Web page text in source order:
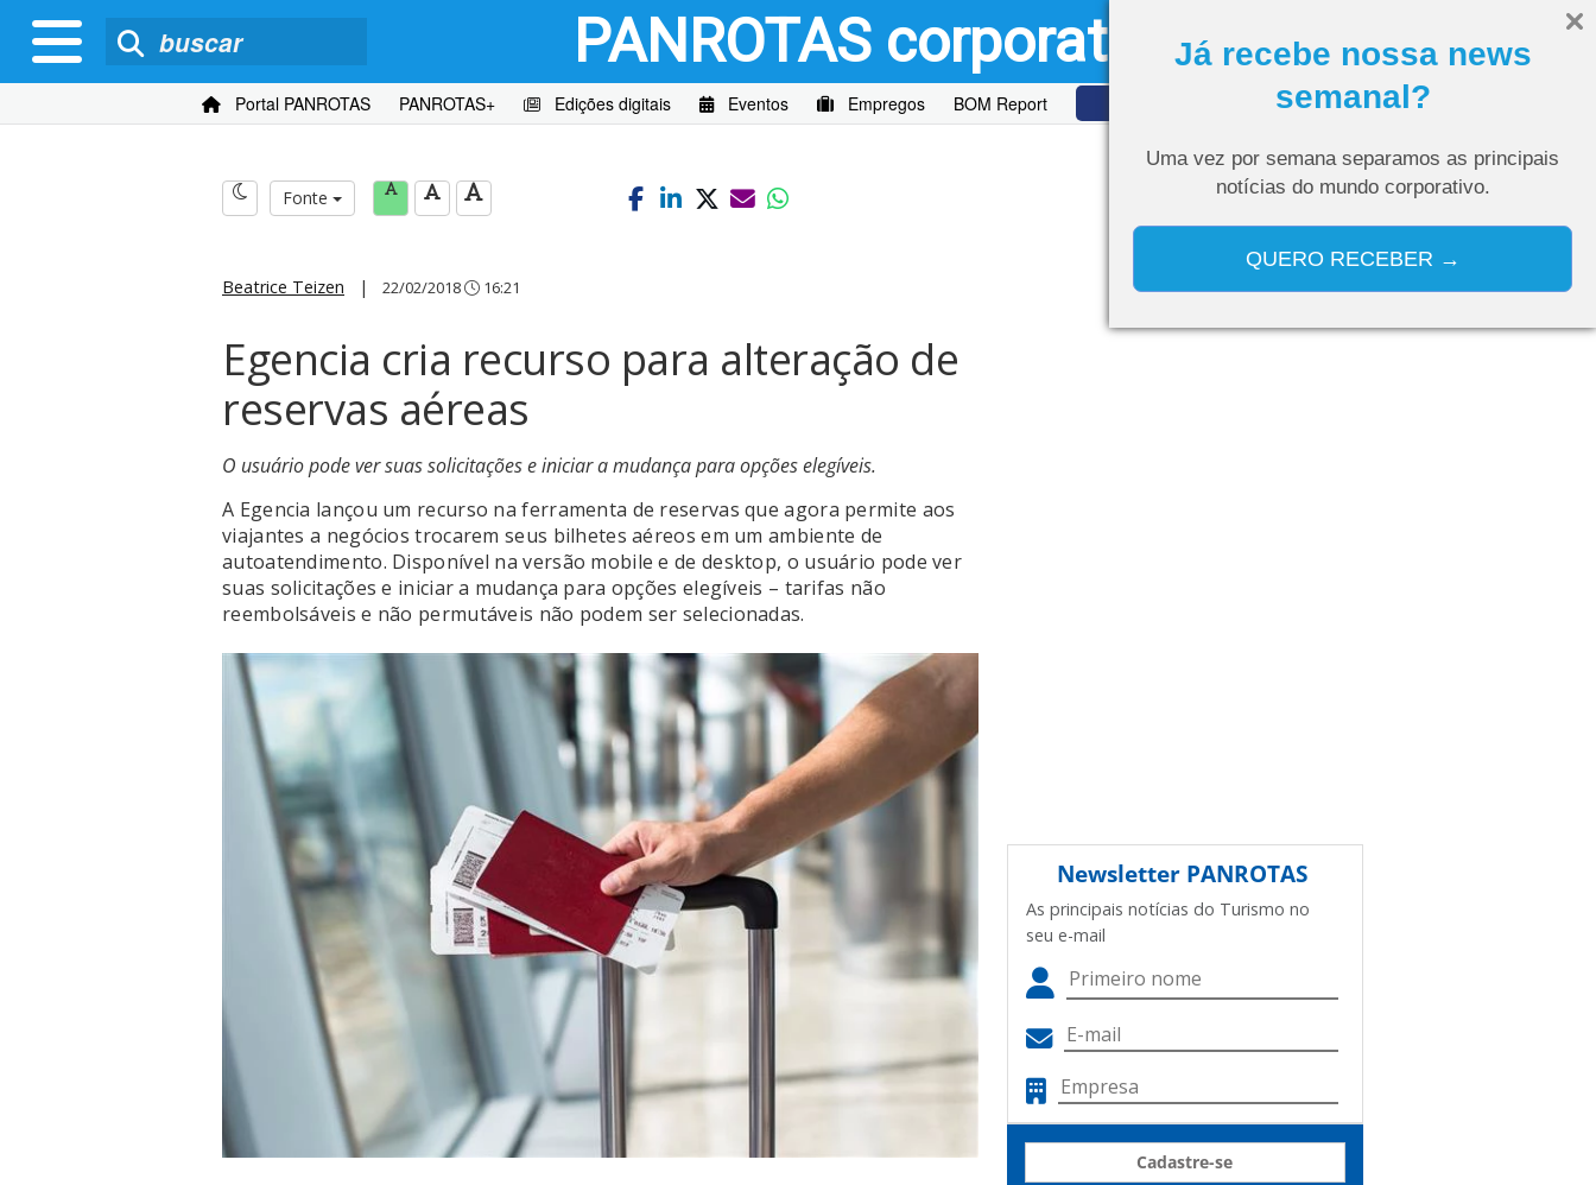
Já recebe nossa news
semanal?
Uma vez por semana separamos as principais
notícias do mundo corporativo.
QUERO RECEBER →
PANROTAS corporativo
Portal PANROTAS PANROTAS+ Edições digitais Eventos Empregos BOM Report Curso de IA
Fonte
Beatrice Teizen | 22/02/2018 16:21
Egencia cria recurso para alteração de
reservas aéreas
O usuário pode ver suas solicitações e iniciar a mudança para opções elegíveis.
A Egencia lançou um recurso na ferramenta de reservas que agora permite aos
viajantes a negócios trocarem seus bilhetes aéreos em um ambiente de
autoatendimento. Disponível na versão mobile e de desktop, o usuário pode ver
suas solicitações e iniciar a mudança para opções elegíveis – tarifas não
reembolsáveis e não permutáveis não podem ser selecionadas.
Newsletter PANROTAS
As principais notícias do Turismo no
seu e-mail
Cadastre-se